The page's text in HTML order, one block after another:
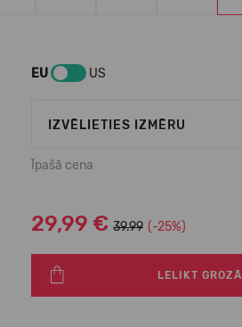
EU US
IZVĒLIETIES IZMĒRU
Īpašā cena
29,99 € 39.99 (-25%)
LELIKT GROZĀ